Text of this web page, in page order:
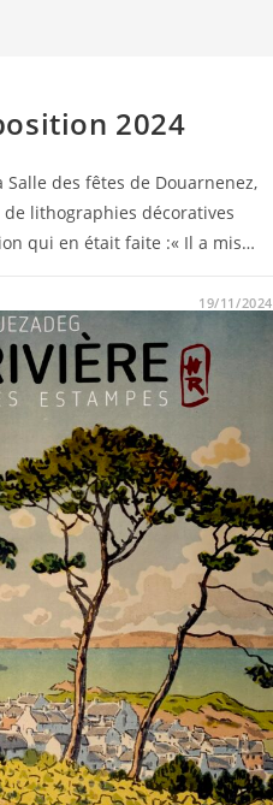
2024
des fêtes de Douarnenez,
lithographies décoratives
qui en était faite :« Il a mis…
19/11/2024